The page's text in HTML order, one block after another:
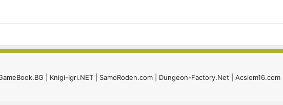
Knigi-Igri.NET| SamoRoden.com| Dungeon-Factory.Net Acsiom16.com|